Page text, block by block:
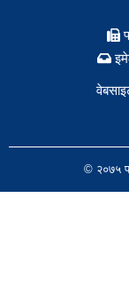
© २०७५